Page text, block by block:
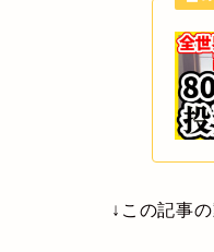
↓この記事